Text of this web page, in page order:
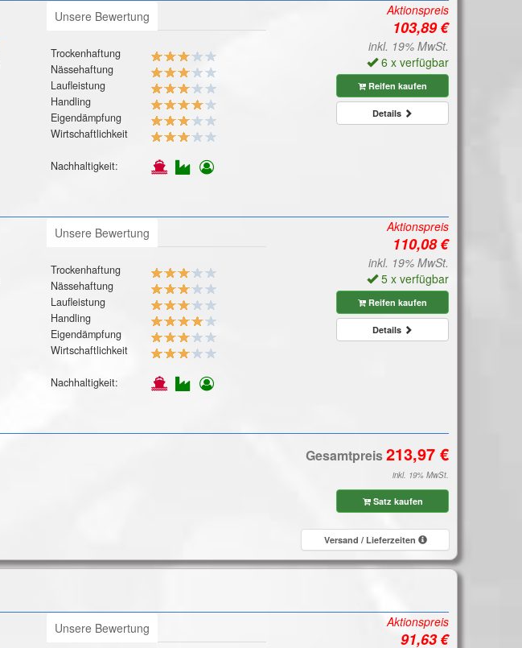
Unsere Bewertung
Trockenhaftung
Nässehaftung
Laufleistung
Handling
Eigendämpfung
Wirtschaftlichkeit
Nachhaltigkeit:
Aktionspreis
inkl. 19% MwSt.
6 x verfügbar
Reifen kaufen
Details
Unsere Bewertung
Trockenhaftung
Nässehaftung
Laufleistung
Handling
Eigendämpfung
Wirtschaftlichkeit
Nachhaltigkeit:
Aktionspreis
inkl. 19% MwSt.
5 x verfügbar
Reifen kaufen
Details
Gesamtpreis
inkl. 19% MwSt.
Satz kaufen
Versand / Lieferzeiten
Unsere Bewertung Aktionspreis